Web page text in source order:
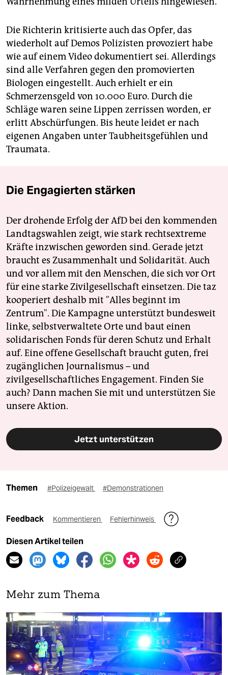
Die Richterin kritisierte auch das Opfer, das
wiederholt auf Demos Polizisten provoziert habe
wie auf einem Video dokumentiert sei. Allerdings
sind alle Verfahren gegen den promovierten
Biologen eingestellt. Auch erhielt er ein
Schmerzensgeld von 10.000 Euro. Durch die
Schläge waren seine Lippen zerrissen worden, er
erlitt Abschürfungen. Bis heute leidet er nach
eigenen Angaben unter Taubheitsgefühlen und
Traumata.
Die Engagierten stärken
Der drohende Erfolg der AfD bei den kommenden
Landtagswahlen zeigt, wie stark rechtsextreme
Kräfte inzwischen geworden sind. Gerade jetzt
braucht es Zusammenhalt und Solidarität. Auch
und vor allem mit den Menschen, die sich vor Ort
für eine starke Zivilgesellschaft einsetzen. Die taz
kooperiert deshalb mit "Alles beginnt im
Zentrum". Die Kampagne unterstützt bundesweit
linke, selbstverwaltete Orte und baut einen
solidarischen Fonds für deren Schutz und Erhalt
auf. Eine offene Gesellschaft braucht guten, frei
zugänglichen Journalismus – und
zivilgesellschaftliches Engagement. Finden Sie
auch? Dann machen Sie mit und unterstützen Sie
unsere Aktion.
Jetzt unterstützen
Themen #Polizeigewalt #Demonstrationen
Feedback Kommentieren Fehlerhinweis
Diesen Artikel teilen
Mehr zum Thema